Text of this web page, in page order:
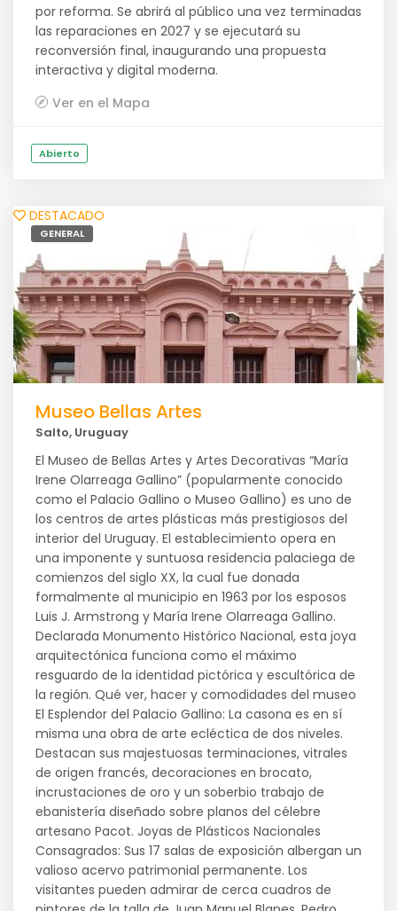
por reforma. Se abrirá al público una vez terminadas
las reparaciones en 2027 y se ejecutará su
reconversión final, inaugurando una propuesta
interactiva y digital moderna.
Ver en el Mapa
Abierto
DESTACADO
GENERAL
Museo Bellas Artes
Salto, Uruguay
El Museo de Bellas Artes y Artes Decorativas “María
Irene Olarreaga Gallino” (popularmente conocido
como el Palacio Gallino o Museo Gallino) es uno de
los centros de artes plásticas más prestigiosos del
interior del Uruguay. El establecimiento opera en
una imponente y suntuosa residencia palaciega de
comienzos del siglo XX, la cual fue donada
formalmente al municipio en 1963 por los esposos
Luis J. Armstrong y María Irene Olarreaga Gallino.
Declarada Monumento Histórico Nacional, esta joya
arquitectónica funciona como el máximo
resguardo de la identidad pictórica y escultórica de
la región. Qué ver, hacer y comodidades del museo
El Esplendor del Palacio Gallino: La casona es en sí
misma una obra de arte ecléctica de dos niveles.
Destacan sus majestuosas terminaciones, vitrales
de origen francés, decoraciones en brocato,
incrustaciones de oro y un soberbio trabajo de
ebanistería diseñado sobre planos del célebre
artesano Pacot. Joyas de Plásticos Nacionales
Consagrados: Sus 17 salas de exposición albergan un
valioso acervo patrimonial permanente. Los
visitantes pueden admirar de cerca cuadros de